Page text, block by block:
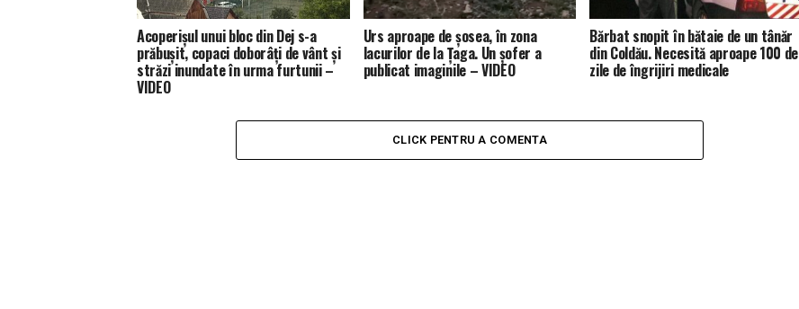
Acoperișul unui bloc din Dej s-a
prăbușit, copaci doborâți de vânt și
străzi inundate în urma furtunii –
VIDEO
Urs aproape de șosea, în zona
lacurilor de la Țaga. Un șofer a
publicat imaginile – VIDEO
Bărbat snopit în bătaie de un tânăr
din Coldău. Necesită aproape 100 de
zile de îngrijiri medicale
CLICK PENTRU A COMENTA